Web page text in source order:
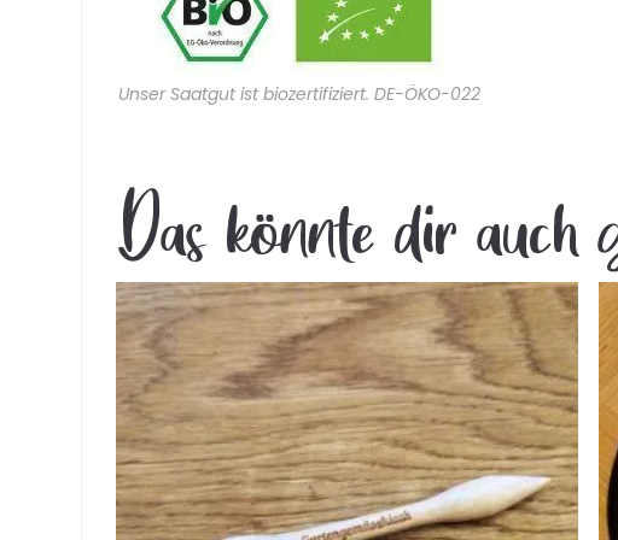
Unser Saatgut ist biozertifiziert. DE-ÖKO-022
Das könnte dir auch